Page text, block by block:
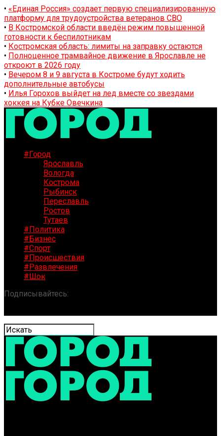
• «Единая Россия» создает первую специализированную
платформу для трудоустройства ветеранов СВО
• В Костромской области введён режим повышенной
готовности к беспилотникам
• Костромская область: лимиты на заправку остаются
• Полноценное трамвайное движение в Ярославле не
откроют в 2026 году
• Вечером 8 и 9 августа в Костроме будут ходить
дополнительные автобусы
• Илья Горохов выйдет на лед вместе со звездами
хоккея на Кубке Овечкина
#Город
Ярославль
Вологда
Кострома
Рыбинск
Переславль
Ростов
Тутаев
#Политика
#Бизнес
#Спорт
#Происшествия
#Развлечения
#Шок
Подписывайтесь: